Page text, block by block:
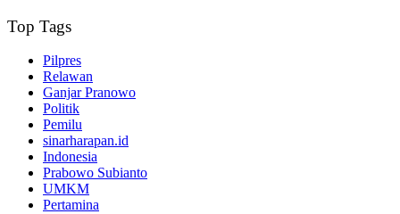
Top Tags
Pilpres
Relawan
Ganjar Pranowo
Politik
Pemilu
sinarharapan.id
Indonesia
Prabowo Subianto
UMKM
Pertamina